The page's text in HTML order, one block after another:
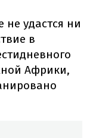
удастся ни
в
Африки,